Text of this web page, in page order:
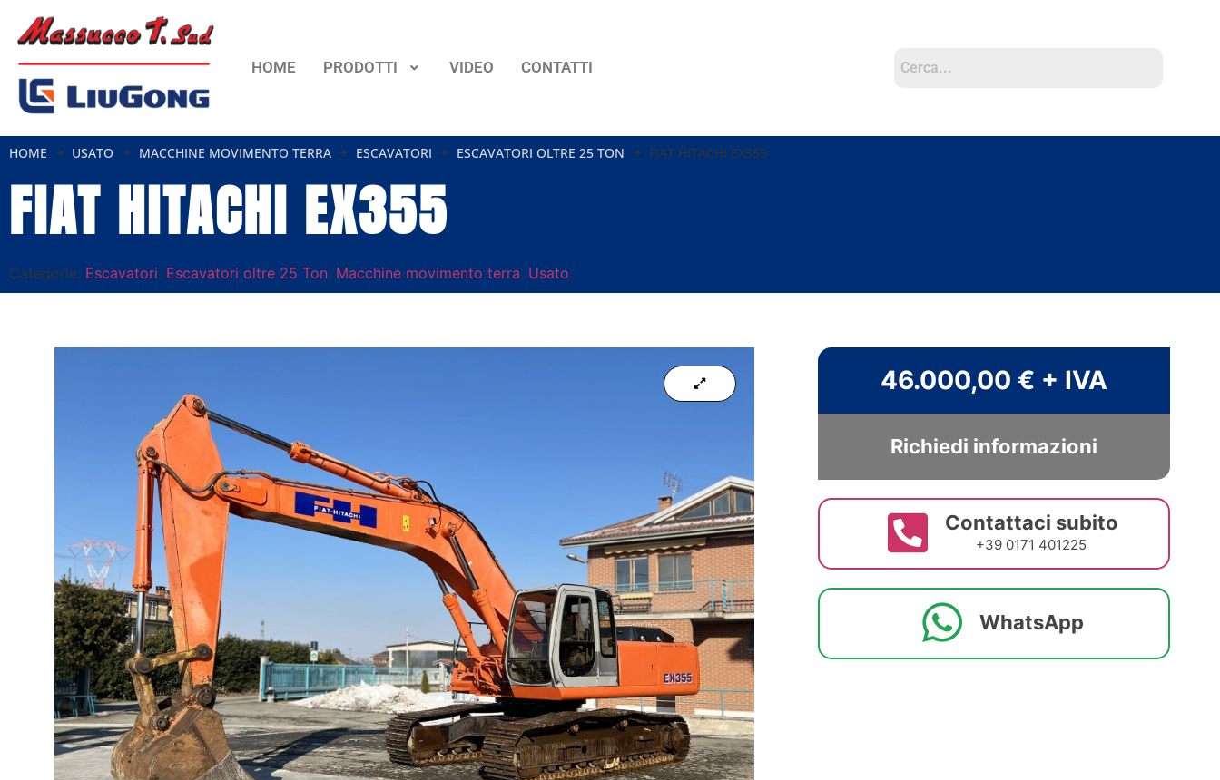
HOME PRODOTTI VIDEO CONTATTI
HOME USATO MACCHINE MOVIMENTO TERRA ESCAVATORI ESCAVATORI OLTRE 25 TON FIAT HITACHI EX355
FIAT HITACHI EX355
Categorie: Escavatori, Escavatori oltre 25 Ton, Macchine movimento terra, Usato
46.000,00 € + IVA
Richiedi informazioni
Contattaci subito
+39 0171 401225
WhatsApp